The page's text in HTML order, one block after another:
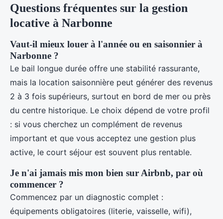
Questions fréquentes sur la gestion
locative à Narbonne
Vaut-il mieux louer à l'année ou en saisonnier à
Narbonne ?
Le bail longue durée offre une stabilité rassurante,
mais la location saisonnière peut générer des revenus
2 à 3 fois supérieurs, surtout en bord de mer ou près
du centre historique. Le choix dépend de votre profil
: si vous cherchez un complément de revenus
important et que vous acceptez une gestion plus
active, le court séjour est souvent plus rentable.
Je n'ai jamais mis mon bien sur Airbnb, par où
commencer ?
Commencez par un diagnostic complet :
équipements obligatoires (literie, vaisselle, wifi),